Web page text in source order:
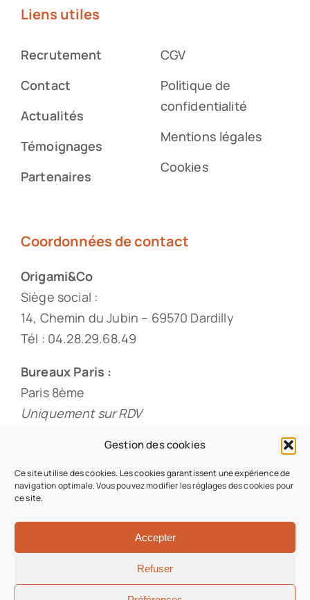
Gestion des cookies
Ce site utilise des cookies. Les cookies garantissent une expérience de
navigation optimale. Vous pouvez modifier les réglages des cookies pour
ce site.
Accepter
Refuser
Liens utiles
Recrutement
Contact
Actualités
Témoignages
Partenaires
CGV
Politique de
confidentialité
Mentions légales
Cookies
Coordonnées de contact
Origami&Co
Siège social :
14, Chemin du Jubin – 69570 Dardilly
Tél : 04.28.29.68.49
Bureaux Paris :
Paris 8ème
Uniquement sur RDV
Conception du site : Iziweb Consulting
Aller en haut